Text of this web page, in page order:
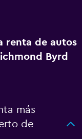
renta de autos
Byrd
más
de